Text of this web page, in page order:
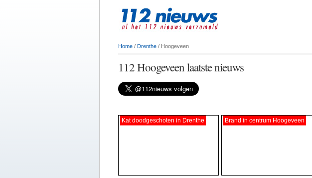
Home / Drenthe / Hoogeveen
112 Hoogeveen laatste nieuws
Kat doodgeschoten in Drenthe Brand in centrum Hoogeveen